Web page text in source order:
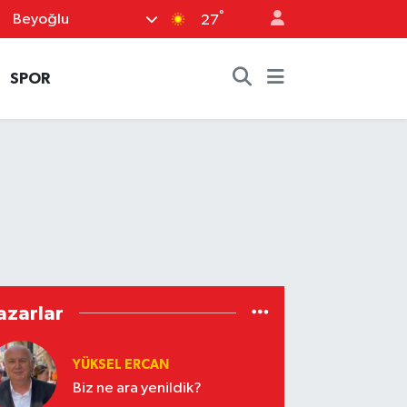
Beyoğlu 27°
SPOR
YÜKSEL ERCAN
Biz ne ara yenildik?